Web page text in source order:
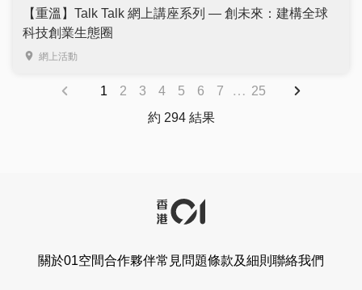
【重溫】Talk Talk 網上講座系列 — 創未來：建構全球
科技創業生態圈
網上活動
1 2 3 4 5 6 7 … 25
約 294 結果
關於01空間合作夥伴常見問題條款及細則 聯絡我們